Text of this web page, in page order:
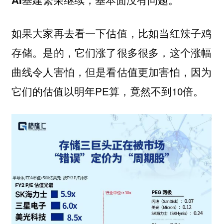
如果大家再去看一下估值，比如当红辣子鸡
存储。是的，它们涨了很多很多，这个涨幅
曲线令人害怕，但是看估值更加害怕，因为
它们的估值以明年PE算，竟然不到10倍。